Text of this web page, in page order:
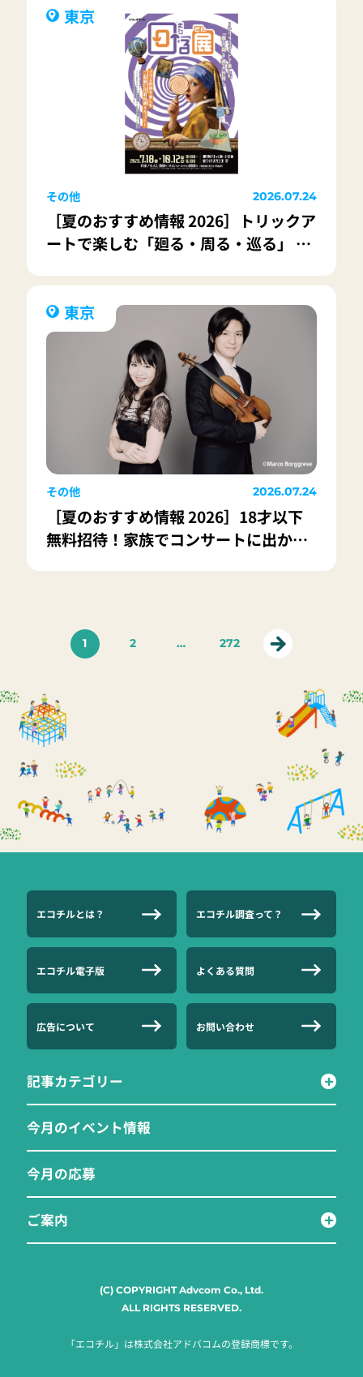
東京
その他 2026.07.24
［夏のおすすめ情報 2026］トリックア
ートで楽しむ「廻る・周る・巡る」 特
東京
その他 2026.07.24
［夏のおすすめ情報 2026］18才以下
無料招待！家族でコンサートに出かけ
1 2 … 272
エコチルとは？ エコチル調査って？
エコチル電子版 よくある質問
広告について お問い合わせ
記事カテゴリー
今月のイベント情報
今月の応募
ご案内
(C) COPYRIGHT Advcom Co., Ltd.
ALL RIGHTS RESERVED.
「エコチル」は株式会社アドバコムの登録商標です。